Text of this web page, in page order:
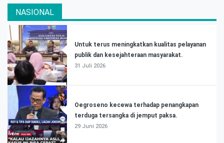
NASIONAL
Untuk terus meningkatkan kualitas pelayanan
publik dan kesejahteraan masyarakat.
31 Juli 2026
Oegroseno kecewa terhadap penangkapan
terduga tersangka di jemput paksa.
29 Juni 2026